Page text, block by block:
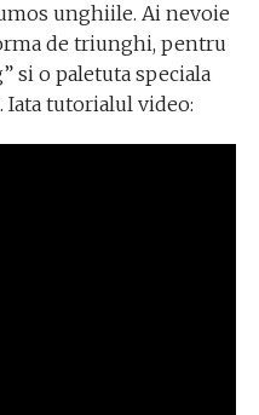
unghiile. Ai nevoie
de triunghi, pentru
si o paletuta speciala
tutorialul video: